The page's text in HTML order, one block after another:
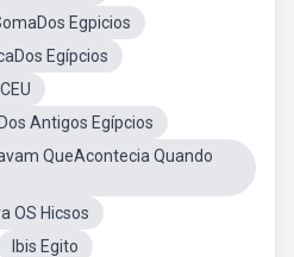
Egpicios
Egípcios
Antigos Egípcios
QueAcontecia Quando
OS Hicsos
Ibis Egito